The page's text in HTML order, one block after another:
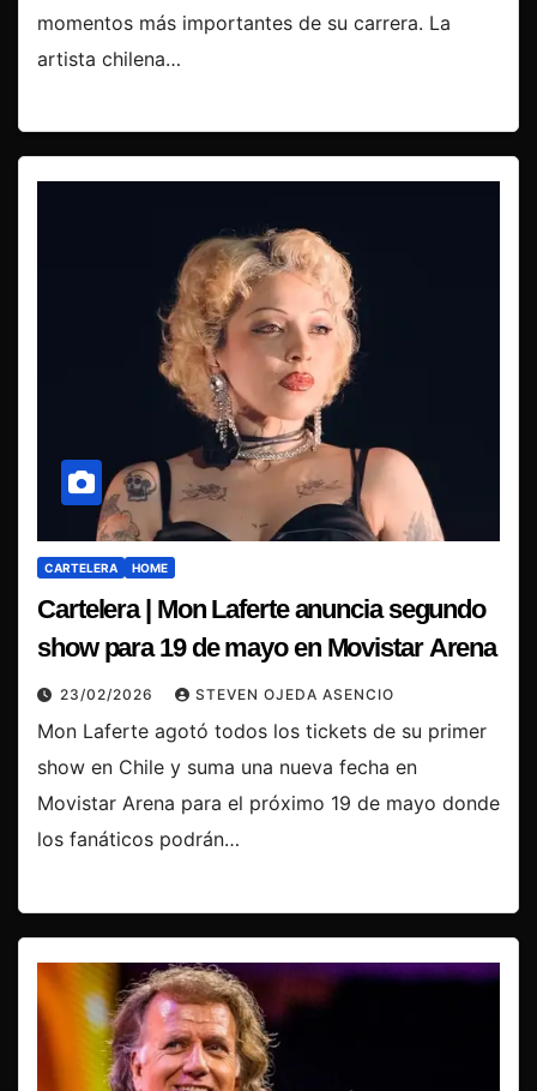
momentos más importantes de su carrera. La
artista chilena…
CARTELERA HOME
Cartelera | Mon Laferte anuncia segundo
show para 19 de mayo en Movistar Arena
23/02/2026 STEVEN OJEDA ASENCIO
Mon Laferte agotó todos los tickets de su primer
show en Chile y suma una nueva fecha en
Movistar Arena para el próximo 19 de mayo donde
los fanáticos podrán…